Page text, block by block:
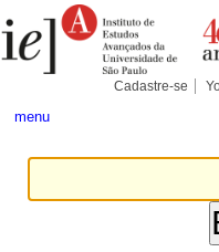
para
conteúdo.
Pessoais
Cadastre-se
menu